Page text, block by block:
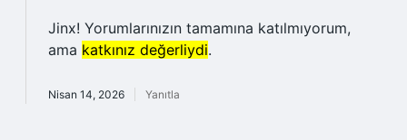
Jinx! Yorumlarınızın tamamına katılmıyorum,
ama katkınız değerliydi.
Nisan 14, 2026 Yanıtla